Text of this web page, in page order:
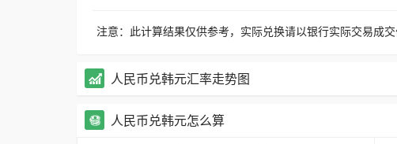
注意：此计算结果仅供参考，实际兑换请以银行实际交易成交
人民币兑韩元汇率走势图
人民币兑韩元怎么算